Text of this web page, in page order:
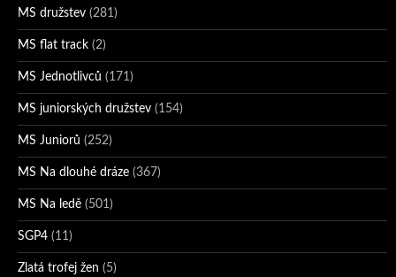
MS družstev (281)
MS flat track (2)
MS Jednotlivců (171)
MS juniorských družstev (154)
MS Juniorů (252)
MS Na dlouhé dráze (367)
MS Na ledě (501)
SGP4 (11)
Zlatá trofej žen (5)